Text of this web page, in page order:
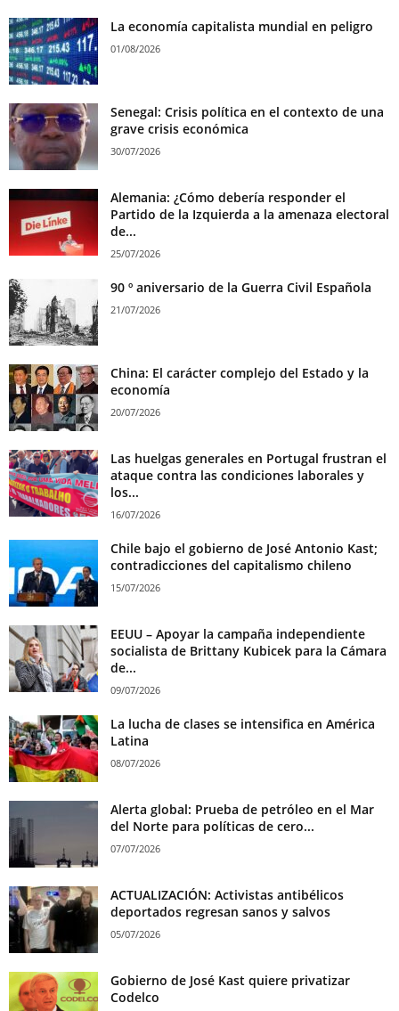
La economía capitalista mundial en peligro
01/08/2026
Senegal: Crisis política en el contexto de una
grave crisis económica
30/07/2026
Alemania: ¿Cómo debería responder el
Partido de la Izquierda a la amenaza electoral
de...
25/07/2026
90 º aniversario de la Guerra Civil Española
21/07/2026
China: El carácter complejo del Estado y la
economía
20/07/2026
Las huelgas generales en Portugal frustran el
ataque contra las condiciones laborales y
los...
16/07/2026
Chile bajo el gobierno de José Antonio Kast;
contradicciones del capitalismo chileno
15/07/2026
EEUU – Apoyar la campaña independiente
socialista de Brittany Kubicek para la Cámara
de...
09/07/2026
La lucha de clases se intensifica en América
Latina
08/07/2026
Alerta global: Prueba de petróleo en el Mar
del Norte para políticas de cero...
07/07/2026
ACTUALIZACIÓN: Activistas antibélicos
deportados regresan sanos y salvos
05/07/2026
Gobierno de José Kast quiere privatizar
Codelco